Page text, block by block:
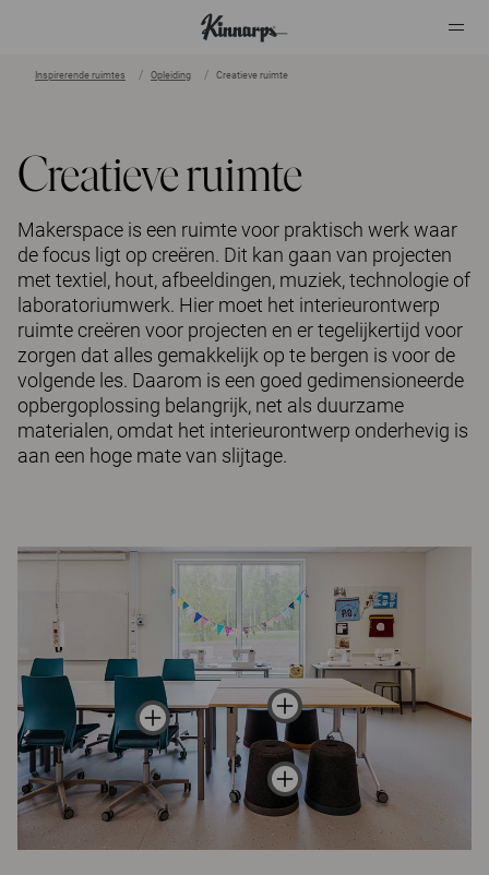
Inspirerende ruimtes Opleiding Creatieve ruimte
Creatieve ruimte
Makerspace is een ruimte voor praktisch werk waar
de focus ligt op creëren. Dit kan gaan van projecten
met textiel, hout, afbeeldingen, muziek, technologie of
laboratoriumwerk. Hier moet het interieurontwerp
ruimte creëren voor projecten en er tegelijkertijd voor
zorgen dat alles gemakkelijk op te bergen is voor de
volgende les. Daarom is een goed gedimensioneerde
opbergoplossing belangrijk, net als duurzame
materialen, omdat het interieurontwerp onderhevig is
aan een hoge mate van slijtage.